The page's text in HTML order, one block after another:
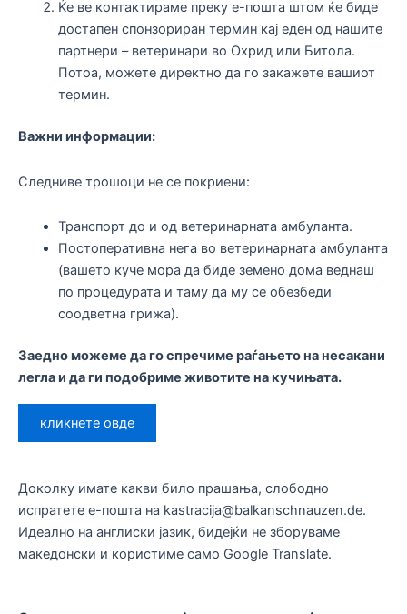
Ќе ве контактираме преку е-пошта штом ќе биде
достапен спонзориран термин кај еден од нашите
партнери – ветеринари во Охрид или Битола.
Потоа, можете директно да го закажете вашиот
термин.
Важни информации:
Следниве трошоци не се покриени:
Транспорт до и од ветеринарната амбуланта.
Постоперативна нега во ветеринарната амбуланта
(вашето куче мора да биде земено дома веднаш
по процедурата и таму да му се обезбеди
соодветна грижа).
Заедно можеме да го спречиме раѓањето на несакани
легла и да ги подобриме животите на кучињата.
кликнете овде
Доколку имате какви било прашања, слободно
испратете е-пошта на kastracija@balkanschnauzen.de.
Идеално на англиски јазик, бидејќи не зборуваме
македонски и користиме само Google Translate.